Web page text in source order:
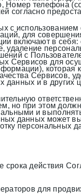
Номер телефона
согласно
использованием
для
включают в
с
Сервисов для
Сервисов,
данных и в
но при этом
и
данных может
действия
для